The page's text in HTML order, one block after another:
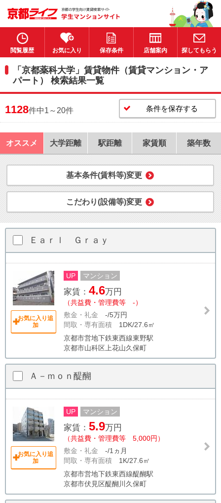
閲覧履歴 お気に入り 保存条件 店舗案内 探してもらう
「京都薬科大学」賃貸物件（賃貸マンション・ア
パート） 検索結果一覧
1128件中1～20件 条件を保存する
オススメ 大学距離 駅距離 家賃順 築年数
基本条件(賃料等)変更
こだわり(設備等)変更
Ｅａｒｌ Ｇｒａｙ
お気に入り追
加
UP マンション
家賃： 4.6万円
（共益費・管理費等 -）
敷金・礼金 -/5万円
間取・専有面積 1DK/27.6㎡
京都市営地下鉄東西線東野駅
京都市山科区上花山久保町
Ａ－ｍｏｎ醍醐
お気に入り追
加
UP マンション
家賃： 5.9万円
（共益費・管理費等 5,000円）
敷金・礼金 -/1ヵ月
間取・専有面積 1K/27.6㎡
京都市営地下鉄東西線醍醐駅
京都市伏見区醍醐川久保町